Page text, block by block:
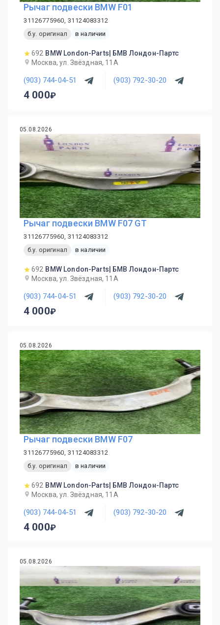
Рычаг подвески BMW F01
31126775960, 31124083312
б.у. оригинал
в наличии
692 BMW London-Parts| БМВ Лондон-Партс
Москва, ул. Звёздная, 11А
(903) 744-04-51 (903) 792-30-20
4 000
05.08.2026
Рычаг подвески BMW F07 GT
31126775960, 31124083312
б.у. оригинал
в наличии
692 BMW London-Parts| БМВ Лондон-Партс
Москва, ул. Звёздная, 11А
(903) 744-04-51 (903) 792-30-20
4 000
05.08.2026
Рычаг подвески BMW F07
31126775960, 31124083312
б.у. оригинал
в наличии
692 BMW London-Parts| БМВ Лондон-Партс
Москва, ул. Звёздная, 11А
(903) 744-04-51 (903) 792-30-20
4 000
05.08.2026